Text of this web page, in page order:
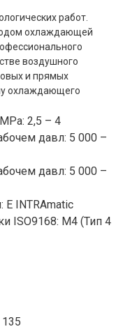
работ.
охлаждающей
воздушного
и прямых
охлаждающего
2,5 – 4
давл: 5 000 –
давл: 5 000 –
Е INTRAmatic
ISO9168: М4 (Тип 4
135